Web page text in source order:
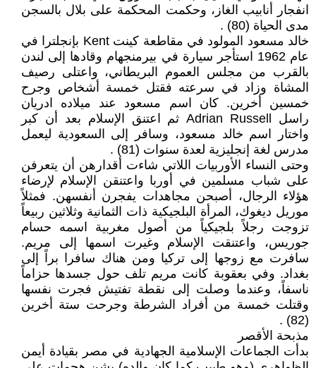
انفجار أنابيب الغاز، وحكمت المحكمة على بلال بالسجن
مدى الحياة (80) .
خالد مسعود المولود في مقاطعة كينت Kent بإنجلترا في
عام 1962 استأجر سيارة في بيرمنجهام وقادها إلى لندن
بالقرب من مجلس العموم البريطاني، واعتلى رصيف
المشاة وزاد في سرعته فقتل خمسة أشخاص وجرح
خمسين أخرين. كان اسم مسعود عند ميلاده ادريان
راسل Adrian Russell ثم اعتنق الإسلام بعد أن كبر
واختار اسم خالد مسعود، وسافر إلى السعودية ليعمل
مدرس لغة إنجليزية لعدة سنوات (81) .
وحتى النساء الأوربيات اللاتي شاءت أقدارهن أن يتعرفن
على شباب مسلمين في أوربا واعتنقن الإسلام لإرضاء
هؤلاء الرجال، أصبحن مجاهدات يفجرن أنفسهن. فمثلاً
موريل ديغوك، المرأة البلجيكية ذات الثمانية وثلاثين ربيعاً
تزوجت رجلاً بلجيكياً من أصول مغربية اسمه حسام
جوريس، واعتنقت الإسلام وغيرت اسمها إلى مريم.
سافرت مع زوجها إلى تركيا ومن هناك سافرا براً إلى
بغداد. وفي بعقوبة كانت مريم تلف حول جسدها حزاماً
ناسفاً، وعندما وصلت إلى نقطة تفتيش فجرت نفسها
وقتلت خمسة من أفراد الشرطة وجرحت ستة أخرين
(82) .
مذبحة الأقصر
بدأت الجماعات الإسلامية الجهادية في مصر بقيادة أيمن